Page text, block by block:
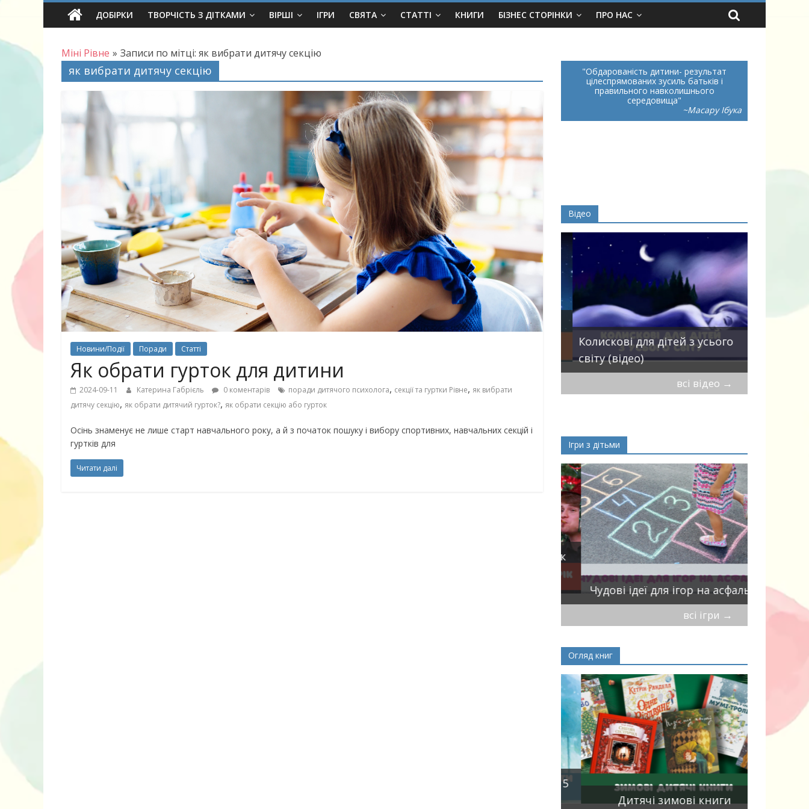
Skip
ДОБІРКИ ТВОРЧІСТЬ З ДІТКАМИ ВІРШІ ІГРИ СВЯТА СТАТТІ КНИГИ БІЗНЕС СТОРІНКИ ПРО НАС
Міні Рівне » Записи по мітці: як вибрати дитячу секцію
як вибрати дитячу секцію
Новини/Події Поради Статті
Як обрати гурток для дитини
2024-09-11 Катерина Габрієль 0 коментарів поради дитячого психолога, секції та гуртки Рівне, як вибрати
дитячу секцію, як обрати дитячий гурток?, як обрати секцію або гурток
Осінь знаменує не лише старт навчального року, а й з початок пошуку і вибору спортивних, навчальних секцій і
гуртків для
Читати далі
Обдарованість дитини- результат
цілеспрямованих зусиль батьків і
правильного навколишнього
середовища
~Масару Ібука
Відео
30 найкрасивіших пісень про
маму
Чарівні українські колискові
Колискові для дітей з усього
світу (відео)
всі відео →
Ігри з дітьми
Чудові ідеї для ігор на асфальті
мирись,
всі ігри →
Огляд книг
Дитячі зимові книги